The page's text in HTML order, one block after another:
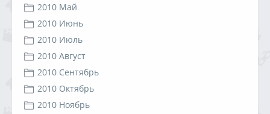
2010 Май
2010 Июнь
2010 Июль
2010 Август
2010 Сентябрь
2010 Октябрь
2010 Ноябрь